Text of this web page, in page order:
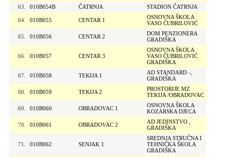
63.
010B054B ČATRNJA STADION ČATRNJA
64. 010B055 CENTAR 1
OSNOVNA ŠKOLA
VASO ČUBRILOVIĆ
65. 010B056 CENTAR 2
DOM PENZIONERA
GRADIŠKA
66. 010B057 CENTAR 3
OSNOVNA ŠKOLA
VASO ČUBRILOVIĆ
GRADIŠKA
67. 010B058 TEKIJA 1
AD STANDARD -,
GRADIŠKA
68. 010B059 TEKIJA 2
PROSTORIJE MZ
TEKIJA /OBRADOVAC
69. 010B060 OBRADOVAC 1
OSNOVNA ŠKOLA
KOZARSKA DJECA
70. 010B061 OBRADOVAC 2
AD JEDINSTVO ,
GRADIŠKA
71. 010B062 SENJAK 1
SREDNJA STRUČNA I
TEHNIČKA ŠKOLA
GRADIŠKA